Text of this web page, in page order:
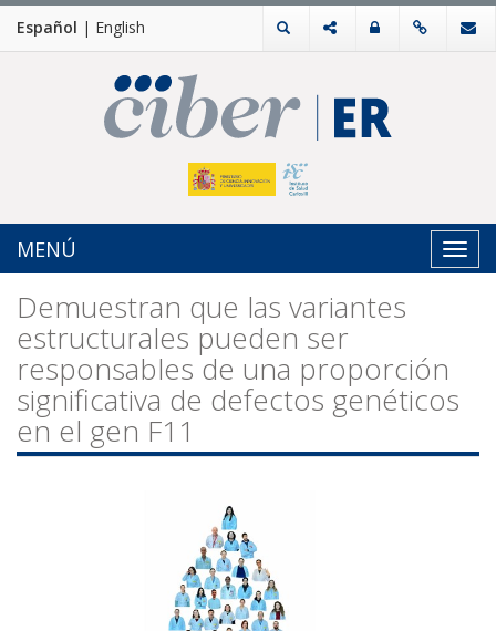
Español | English
MENÚ
Demuestran que las variantes
estructurales pueden ser
responsables de una proporción
significativa de defectos genéticos
en el gen F11